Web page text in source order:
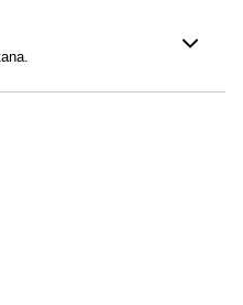
| Unidade Santana